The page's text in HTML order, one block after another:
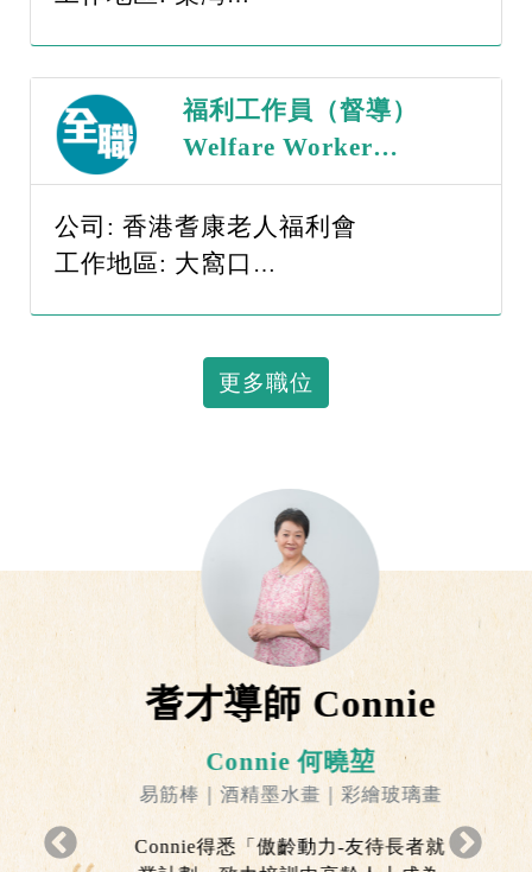
福利工作員（督導）
Welfare Worker
（Supervisor） （職
位編號：WWS -
260817）
公司: 香港耆康老人福利會
工作地區: 大窩口
更多職位
耆才導師 Connie
Connie 何曉堃
易筋棒｜酒精墨水畫｜彩繪玻璃畫
Connie得悉「傲齡動力-友待長者就
Previous 下一頁